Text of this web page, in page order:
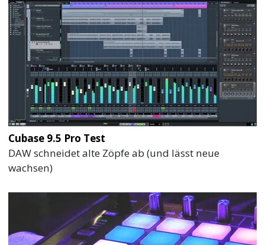
Cubase 9.5 Pro Test
DAW schneidet alte Zöpfe ab (und lässt neue
wachsen)